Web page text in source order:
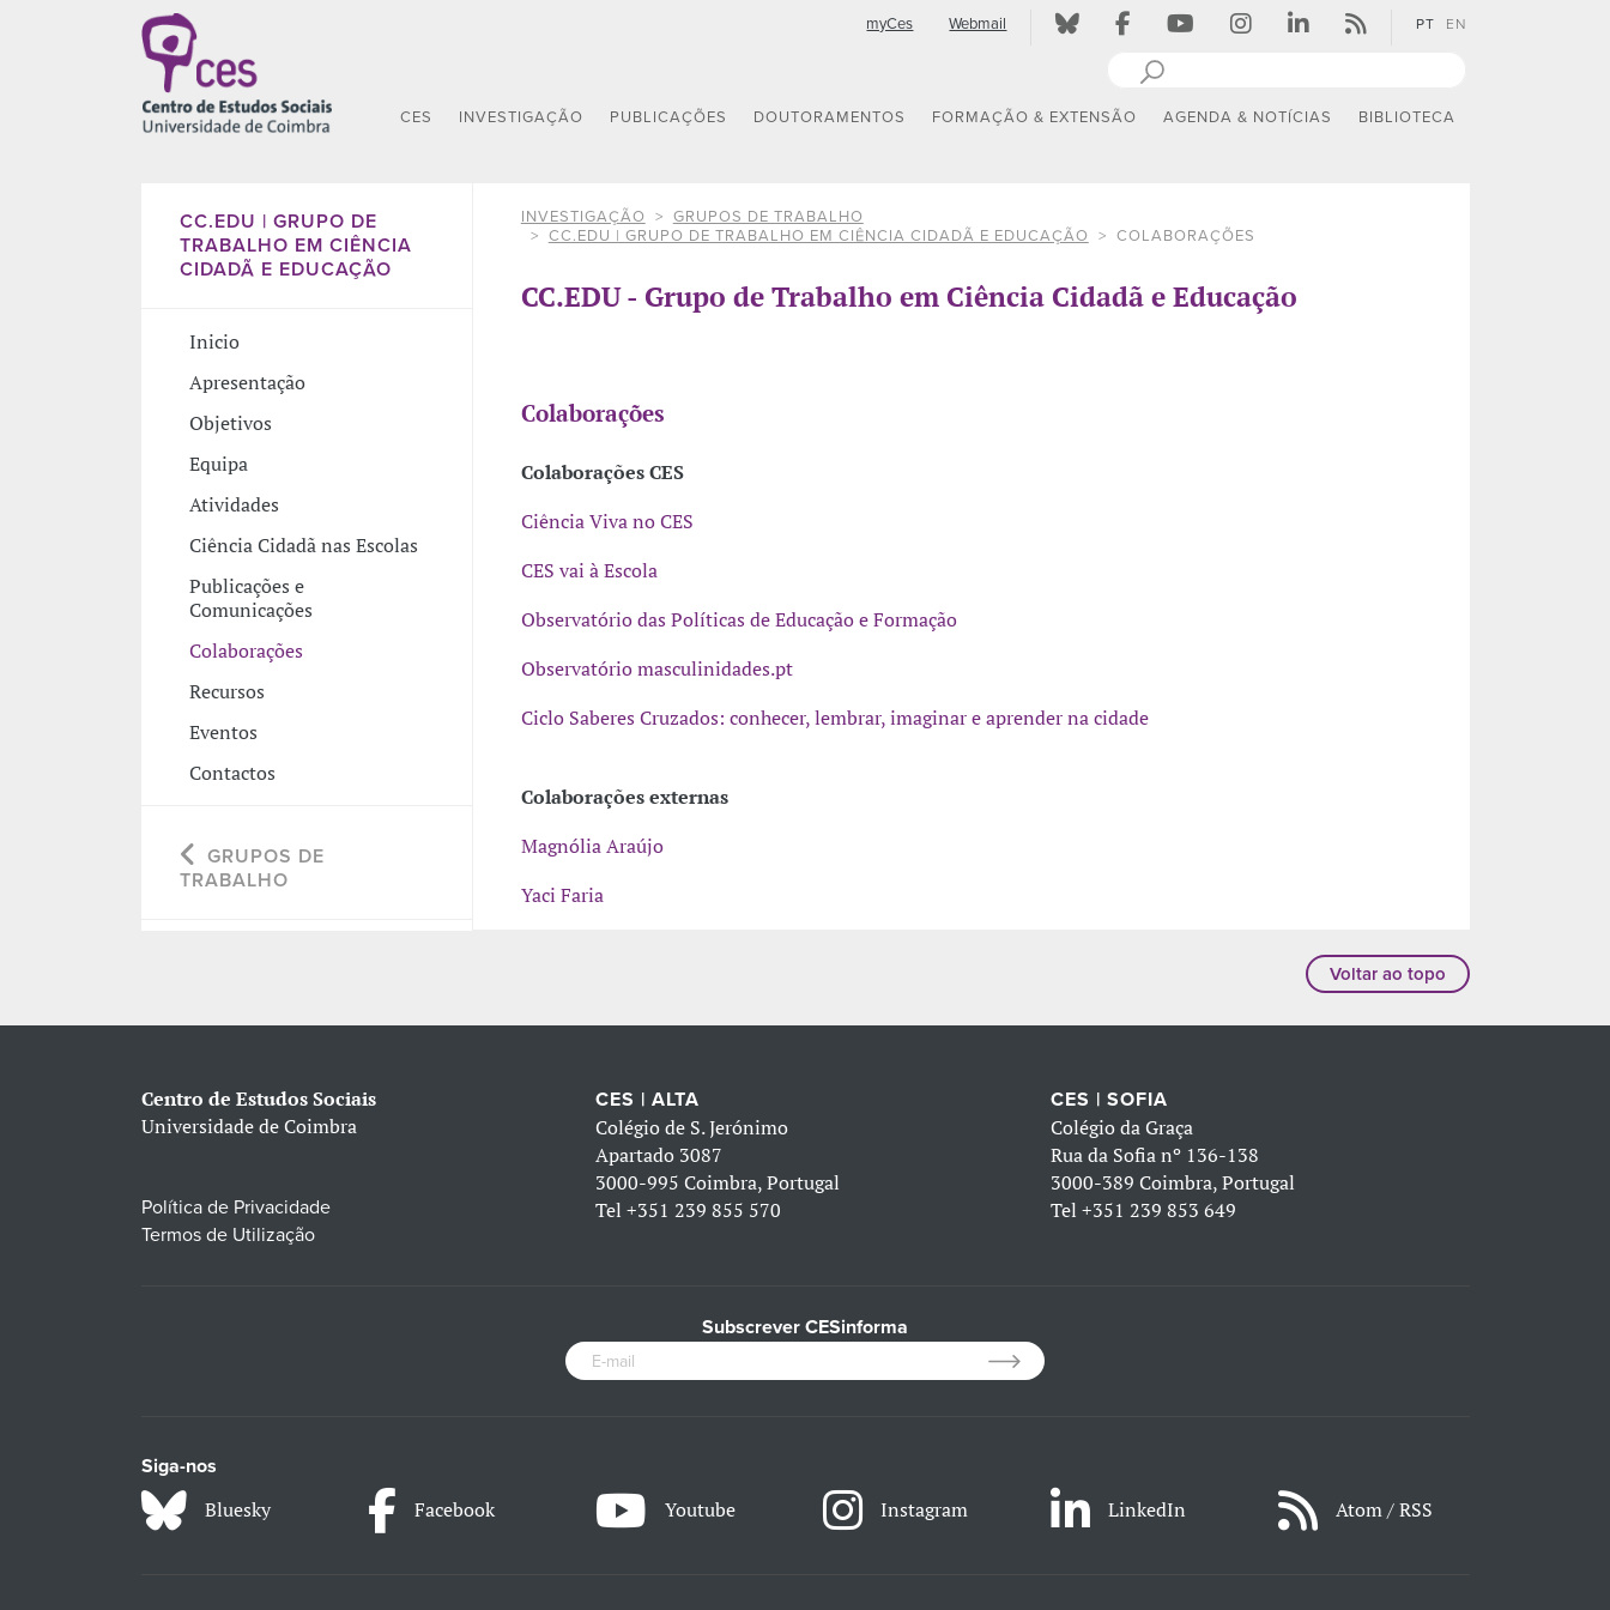
myCes Webmail PT EN
CES INVESTIGAÇÃO PUBLICAÇÕES DOUTORAMENTOS FORMAÇÃO & EXTENSÃO AGENDA & NOTÍCIAS BIBLIOTECA
CC.EDU | GRUPO DE
TRABALHO EM CIÊNCIA
CIDADÃ E EDUCAÇÃO
Inicio
Apresentação
Objetivos
Equipa
Atividades
Ciência Cidadã nas Escolas
Publicações e
Comunicações
Colaborações
Recursos
Eventos
Contactos
GRUPOS DE
TRABALHO
INVESTIGAÇÃO
GRUPOS DE TRABALHO
CC.EDU | GRUPO DE TRABALHO EM CIÊNCIA CIDADÃ E EDUCAÇÃO
COLABORAÇÕES
CC.EDU - Grupo de Trabalho em Ciência Cidadã e Educação
Colaborações
Colaborações CES
Ciência Viva no CES
CES vai à Escola
Observatório das Políticas de Educação e Formação
Observatório masculinidades.pt
Ciclo Saberes Cruzados: conhecer, lembrar, imaginar e aprender na cidade
Colaborações externas
Magnólia Araújo
Yaci Faria
Voltar ao topo
Centro de Estudos Sociais
Universidade de Coimbra
Política de Privacidade
Termos de Utilização
CES | ALTA
Colégio de S. Jerónimo
Apartado 3087
3000-995 Coimbra, Portugal
Tel+351 239 855 570
CES | SOFIA
Colégio da Graça
Rua da Sofia nº 136-138
3000-389 Coimbra, Portugal
Tel +351 239 853 649
Subscrever CESinforma
Siga-nos
Bluesky Facebook Youtube Instagram LinkedIn Atom / RSS